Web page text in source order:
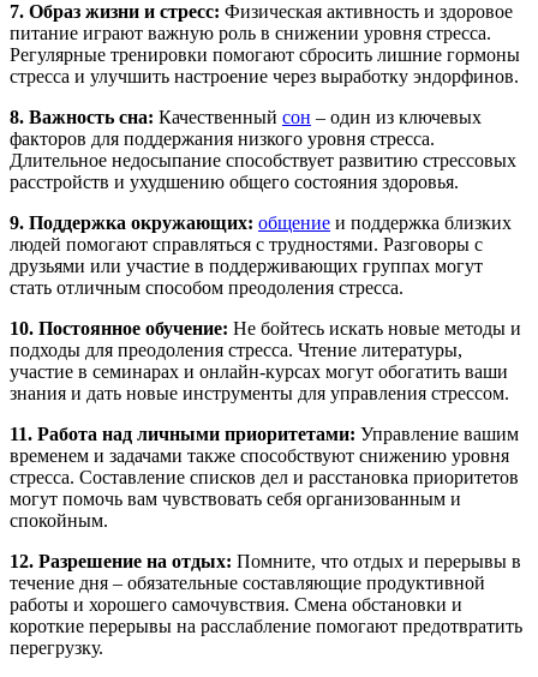
7. Образ жизни и стресс: Физическая активность и здоровое
питание играют важную роль в снижении уровня стресса.
Регулярные тренировки помогают сбросить лишние гормоны
стресса и улучшить настроение через выработку эндорфинов.
8. Важность сна: Качественный сон – один из ключевых
факторов для поддержания низкого уровня стресса.
Длительное недосыпание способствует развитию стрессовых
расстройств и ухудшению общего состояния здоровья.
9. Поддержка окружающих: общение и поддержка близких
людей помогают справляться с трудностями. Разговоры с
друзьями или участие в поддерживающих группах могут
стать отличным способом преодоления стресса.
10. Постоянное обучение: Не бойтесь искать новые методы и
подходы для преодоления стресса. Чтение литературы,
участие в семинарах и онлайн-курсах могут обогатить ваши
знания и дать новые инструменты для управления стрессом.
11. Работа над личными приоритетами: Управление вашим
временем и задачами также способствуют снижению уровня
стресса. Составление списков дел и расстановка приоритетов
могут помочь вам чувствовать себя организованным и
спокойным.
12. Разрешение на отдых: Помните, что отдых и перерывы в
течение дня – обязательные составляющие продуктивной
работы и хорошего самочувствия. Смена обстановки и
короткие перерывы на расслабление помогают предотвратить
перегрузку.